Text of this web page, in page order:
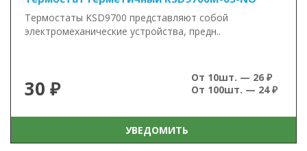
Термостаты KSD9700 представляют собой
электромеханические устройства, предн..
30 ₽
От 10шт. — 26 ₽
От 100шт. — 24 ₽
УВЕДОМИТЬ